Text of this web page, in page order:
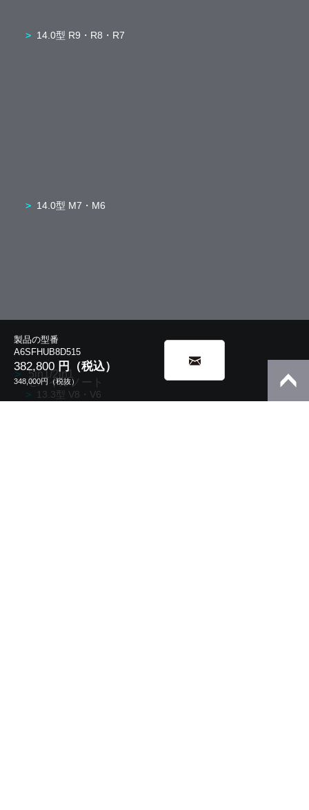
製品の型番
A6SFHUB8D515
382,800 円（税込）
348,000円（税抜）
14.0型 R9・R8・R7
14.0型 M7・M6
5in1/2in1
モバイルノート
13.3型 V8・V6